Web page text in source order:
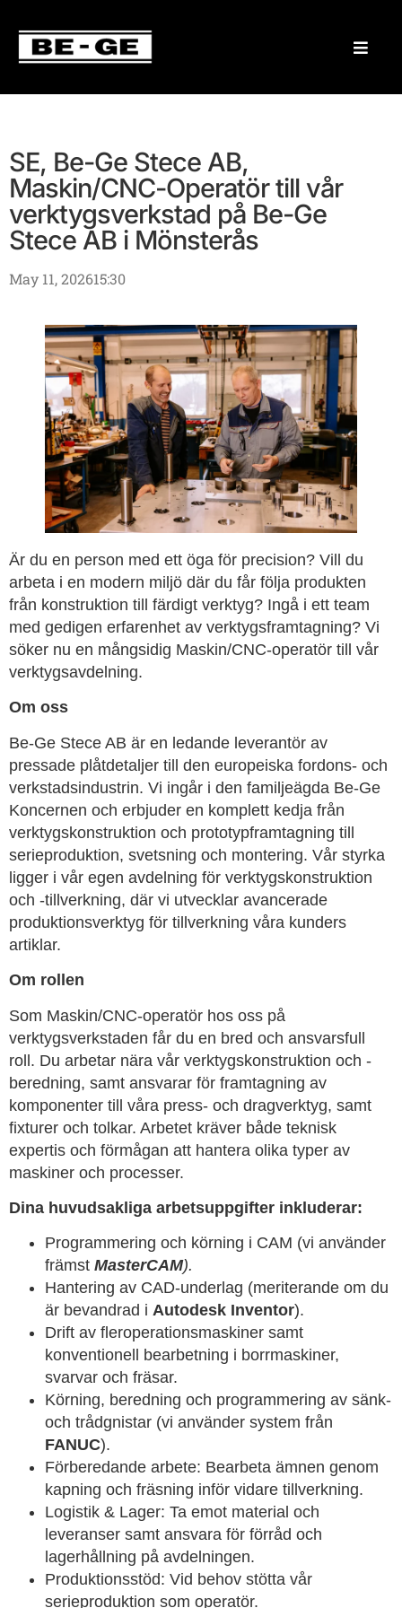
SE, Be-Ge Stece AB,
Maskin/CNC-Operatör till vår
verktygsverkstad på Be-Ge
Stece AB i Mönsterås
May 11, 202615:30
Är du en person med ett öga för precision? Vill du
arbeta i en modern miljö där du får följa produkten
från konstruktion till färdigt verktyg? Ingå i ett team
med gedigen erfarenhet av verktygsframtagning? Vi
söker nu en mångsidig Maskin/CNC-operatör till vår
verktygsavdelning.
Om oss
Be-Ge Stece AB är en ledande leverantör av
pressade plåtdetaljer till den europeiska fordons- och
verkstadsindustrin. Vi ingår i den familjeägda Be-Ge
Koncernen och erbjuder en komplett kedja från
verktygskonstruktion och prototypframtagning till
serieproduktion, svetsning och montering. Vår styrka
ligger i vår egen avdelning för verktygskonstruktion
och -tillverkning, där vi utvecklar avancerade
produktionsverktyg för tillverkning våra kunders
artiklar.
Om rollen
Som Maskin/CNC-operatör hos oss på
verktygsverkstaden får du en bred och ansvarsfull
roll. Du arbetar nära vår verktygskonstruktion och -
beredning, samt ansvarar för framtagning av
komponenter till våra press- och dragverktyg, samt
fixturer och tolkar. Arbetet kräver både teknisk
expertis och förmågan att hantera olika typer av
maskiner och processer.
Dina huvudsakliga arbetsuppgifter inkluderar:
Programmering och körning i CAM (vi använder
främst MasterCAM).
Hantering av CAD-underlag (meriterande om du
är bevandrad i Autodesk Inventor).
Drift av fleroperationsmaskiner samt
konventionell bearbetning i borrmaskiner,
svarvar och fräsar.
Körning, beredning och programmering av sänk-
och trådgnistar (vi använder system från
FANUC).
Förberedande arbete: Bearbeta ämnen genom
kapning och fräsning inför vidare tillverkning.
Logistik & Lager: Ta emot material och
leveranser samt ansvara för förråd och
lagerhållning på avdelningen.
Produktionsstöd: Vid behov stötta vår
serieproduktion som operatör.